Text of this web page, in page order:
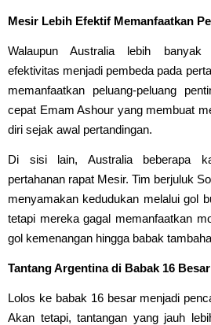
Mesir Lebih Efektif Memanfaatkan
Walaupun Australia lebih banyak
efektivitas menjadi pembeda pada
memanfaatkan peluang-peluang
cepat Emam Ashour yang membuat
diri sejak awal pertandingan.
Di sisi lain, Australia beberapa
pertahanan rapat Mesir. Tim berjuluk
menyamakan kedudukan melalui gol
tetapi mereka gagal memanfaatkan
gol kemenangan hingga babak
Tantang Argentina di Babak 16 Besar
Lolos ke babak 16 besar menjadi
Akan tetapi, tantangan yang jauh